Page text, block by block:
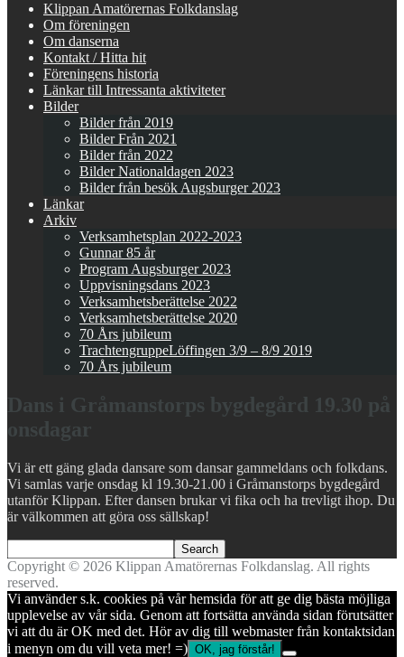
Klippan Amatörernas Folkdanslag
Om föreningen
Om danserna
Kontakt / Hitta hit
Föreningens historia
Länkar till Intressanta aktiviteter
Bilder
Bilder från 2019
Bilder Från 2021
Bilder från 2022
Bilder Nationaldagen 2023
Bilder från besök Augsburger 2023
Länkar
Arkiv
Verksamhetsplan 2022-2023
Gunnar 85 år
Program Augsburger 2023
Uppvisningsdans 2023
Verksamhetsberättelse 2022
Verksamhetsberättelse 2020
70 Års jubileum
TrachtengruppeLöffingen 3/9 – 8/9 2019
70 Års jubileum
Dans i Gråmanstorps bygdegård 19.30 på
onsdagar
Vi är ett gäng glada dansare som dansar gammeldans och folkdans.
Vi samlas varje onsdag kl 19.30-21.00 i Gråmanstorps bygdegård
utanför Klippan. Efter dansen brukar vi fika och ha trevligt ihop. Du
är välkommen att göra oss sällskap!
Copyright © 2026 Klippan Amatörernas Folkdanslag. All rights
reserved.
Vi använder s.k. cookies på vår hemsida för att ge dig bästa möjliga
upplevelse av vår sida. Genom att fortsätta använda sidan förutsätter
vi att du är OK med det. Hör av dig till webmaster från kontaktsidan
i menyn om du vill veta mer! =) OK, jag förstår!